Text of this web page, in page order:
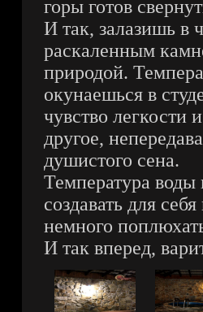
горы готов
И так, залазишь в
раскаленным
природой.
окунаешься в
чувство легкости
другое,
душистого сена.
Температура воды
создавать для
немного
И так вперед,